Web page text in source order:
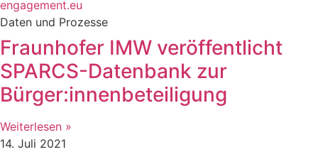
Daten und Prozesse
Fraunhofer IMW veröffentlicht
SPARCS-Datenbank zur
Bürger:innenbeteiligung
Weiterlesen »
14. Juli 2021